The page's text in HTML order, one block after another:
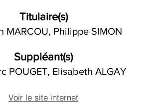
Titulaire(s)
MARCOU, Philippe SIMON
Suppléant(s)
POUGET, Elisabeth ALGAY
Voir le site internet